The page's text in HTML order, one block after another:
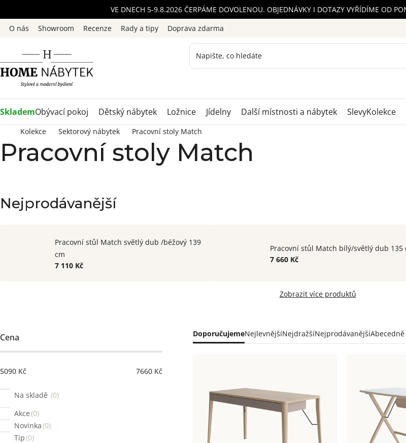
na
obsah
VE DNECH 5-9.8.2026 ČERPÁME DOVOLENOU. OBJEDNÁVKY I DOTAZY VYŘÍDÍME OD
O nás
Showroom Recenze Rady a tipy Doprava zdarma
SklademObývací pokoj Dětský nábytek Ložnice Jídelny Další místnosti a nábytek SlevyKolekce
Kolekce Sektorový nábytek Pracovní stoly Match
Pracovní stoly Match
Nejprodávanější
Pracovní stůl Match světlý dub /béžový 139
cm
7 110 Kč
Pracovní stůl Match bílý/světlý dub 135
7 660 Kč
Zobrazit více produktů
Postranní
panel
Cena
5090 Kč 7660 Kč
Na skladě
0
Akce 0
Novinka 0
Tip 0
Řazení
DoporučujemeNejlevnějšíNejdražšíNejprodávanějšíAbecedně